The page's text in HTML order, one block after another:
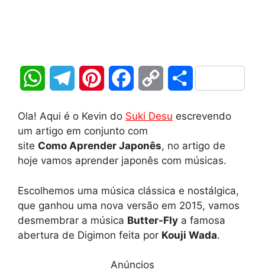
W
a
t
A
p
l
e
r
a
n
t
r
e
c
e
o
o
y
i
n
S
r
Ola! Aqui é o Kevin do Suki Desu escrevendo
um artigo em conjunto com
site Como Aprender Japonês, no artigo de
hoje vamos aprender japonês com músicas.
Escolhemos uma música clássica e nostálgica,
que ganhou uma nova versão em 2015, vamos
desmembrar a música Butter-Fly a famosa
abertura de Digimon feita por Kouji Wada.
Anúncios